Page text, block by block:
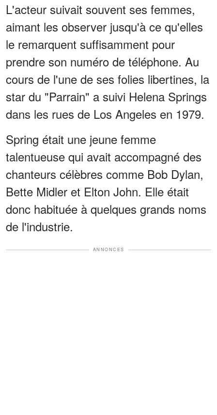
L'acteur suivait souvent ses femmes,
aimant les observer jusqu'à ce qu'elles
le remarquent suffisamment pour
prendre son numéro de téléphone. Au
cours de l'une de ses folies libertines, la
star du "Parrain" a suivi Helena Springs
dans les rues de Los Angeles en 1979.
Spring était une jeune femme
talentueuse qui avait accompagné des
chanteurs célèbres comme Bob Dylan,
Bette Midler et Elton John. Elle était
donc habituée à quelques grands noms
de l'industrie.
ANNONCES